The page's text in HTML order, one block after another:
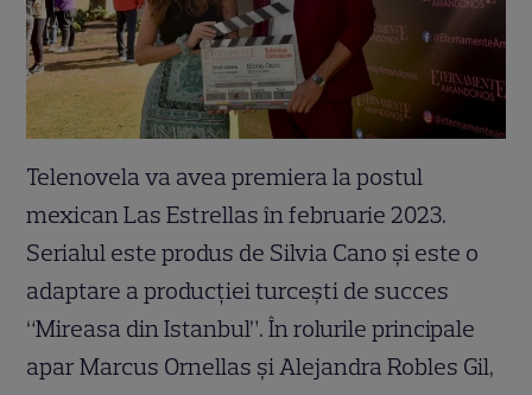
Telenovela va avea premiera la postul
mexican Las Estrellas în februarie 2023.
Serialul este produs de Silvia Cano și este o
adaptare a producției turcești de succes
“Mireasa din Istanbul”. În rolurile principale
apar Marcus Ornellas și Alejandra Robles Gil,